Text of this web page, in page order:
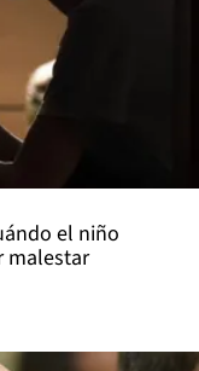
el niño
malestar